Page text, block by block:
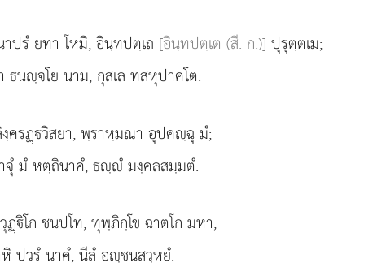
าปรํ ยทา โหมิ, อินฺทปตฺเถ [อินฺทปตฺเต (สี. ก.)] ปุรุตฺตเม;
ธนฺจโย นาม, กุสเล ทสหุปาคโต.
งฺครฏฺวิสยา, พฺราหฺมณา อุปคฺฉุ มํ;
จุํ มํ หตฺถินาคํ, ธฺํ มงฺคลสมฺมตํ.
วุฏฺิโก ชนปโท, ทุพฺภิกฺโข ฉาตโก มหา;
ปวรํ นาคํ, นีลํ อฺชนสวฺหยํ.